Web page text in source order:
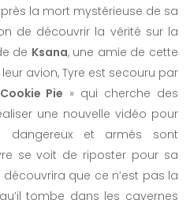
la mort mystérieuse de sa
de découvrir la vérité sur la
de Ksana, une amie de cette
avion, Tyre est secouru par
Cookie Pie » qui cherche des
une nouvelle vidéo pour
dangereux et armés sont
se voit de riposter pour sa
découvrira que ce n’est pas la
tombe dans les cavernes